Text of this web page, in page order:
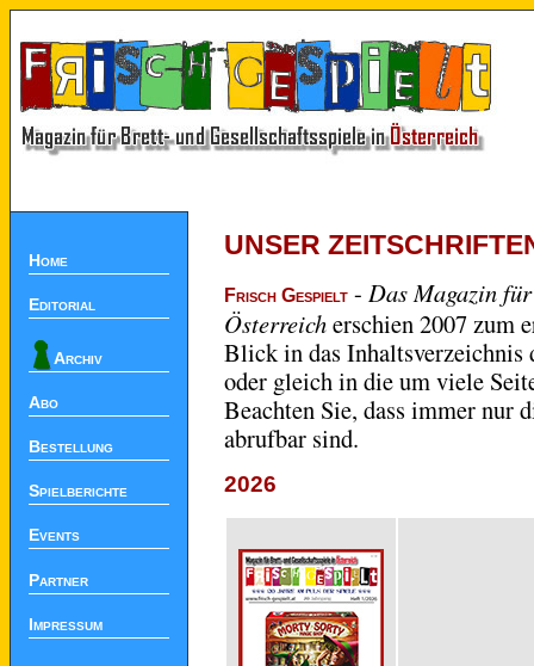
Home
Editorial
Archiv
Abo
Bestellung
Spielberichte
Events
Partner
Impressum
UNSER
Frisch Gespielt - Das Magazin
Österreicherschien 2007 zum
Blick in das Inhaltsverzeichnis
oder gleich in die um viele
Beachten Sie, dass immer nur
abrufbar sind.
2026